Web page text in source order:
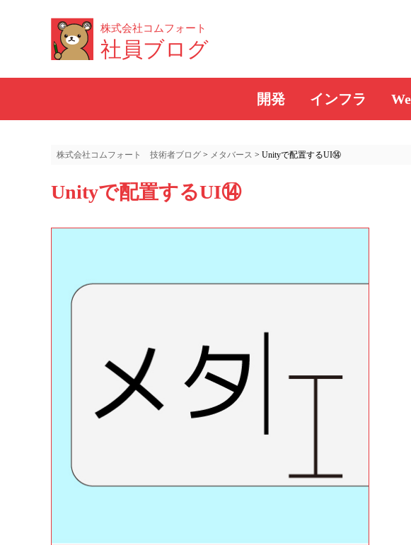
株式会社コムフォート
社員ブログ
開発 インフラ
株式会社コムフォート 技術者ブログ > メタバース > Unityで配置するUI⑭
Unityで配置するUI⑭